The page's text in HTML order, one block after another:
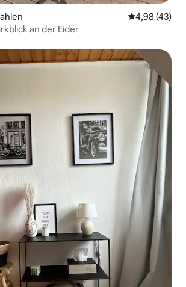
Note
4,98 (43)
an der Eider